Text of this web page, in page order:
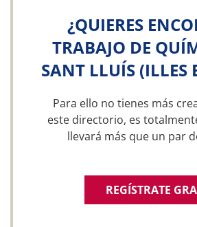
¿QUIERES
TRABAJO DE
SANT LLUÍS (ILLES
Para ello no tienes más
este directorio, es
llevará más que un par
REGÍSTRATE